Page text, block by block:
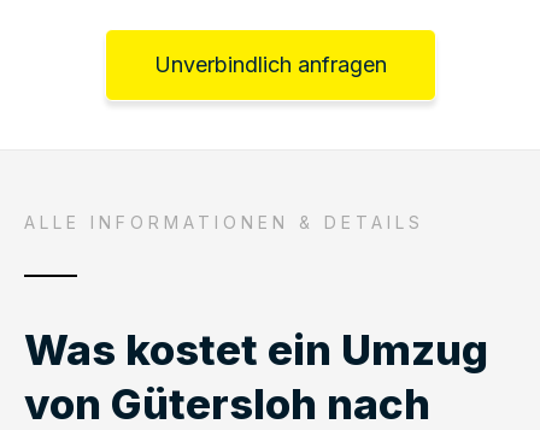
Unverbindlich anfragen
ALLE INFORMATIONEN & DETAILS
Was kostet ein Umzug
von Gütersloh nach